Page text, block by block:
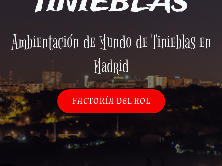
Ambientación de Mundo de Tinieblas en
Madrid
FACTORÍA DEL ROL